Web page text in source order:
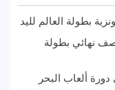
بطولة العالم لليد
نهائي بطولة
ولاعبة في دورة ألعاب البحر